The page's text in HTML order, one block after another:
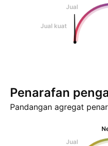
Jual
Jual kuat
Penarafan
Pandangan agregat
Jual